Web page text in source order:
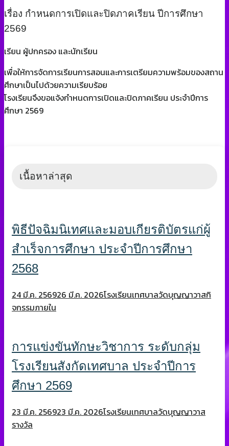
เรื่อง กำหนดการเปิดและปิดภาคเรียน ปีการศึกษา
2569
เรียน ผู้ปกครอง และนักเรียน
เพื่อให้การจัดการเรียนการสอนและการเตรียมความพร้อมของสถาน
ศึกษาเป็นไปด้วยความเรียบร้อย
โรงเรียนจึงขอแจ้งกำหนดการเปิดและปิดภาคเรียน ประจำปีการ
ศึกษา 2569
เนื้อหาล่าสุด
พิธีปัจฉิมนิเทศและมอบเกียรติบัตรแก่ผู้
สำเร็จการศึกษา ประจำปีการศึกษา
2568
24 มี.ค. 256926 มี.ค. 2026โรงเรียนเทศบาลวัดบุญญาวาสกิ
จกรรมภายใน
การแข่งขันทักษะวิชาการ ระดับกลุ่ม
โรงเรียนสังกัดเทศบาล ประจำปีการ
ศึกษา 2569
23 มี.ค. 256923 มี.ค. 2026โรงเรียนเทศบาลวัดบุญญาวาส
รางวัล